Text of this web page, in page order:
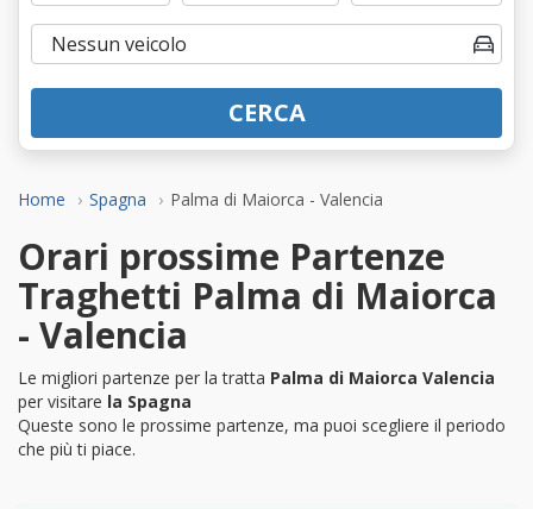
Home Spagna Palma di Maiorca - Valencia
CERCA
Orari prossime Partenze
Traghetti Palma di Maiorca
- Valencia
Le migliori partenze per la tratta Palma di Maiorca Valencia
per visitare la Spagna
Queste sono le prossime partenze, ma puoi scegliere il periodo
che più ti piace.